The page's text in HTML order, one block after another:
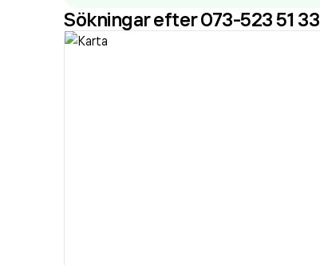
Sökningar efter 073-523 51 33